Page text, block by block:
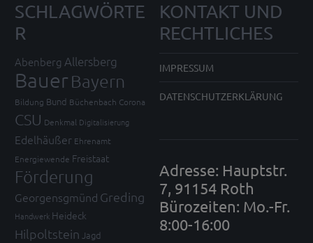
SCHLAGWÖRTE
R
Abenberg Allersberg
Bauer Bayern
Bildung Bund Büchenbach Corona
CSU Denkmal Digitalisierung
Edelhäußer Ehrenamt
Energiewende Freistaat
Förderung
Georgensgmünd Greding
Handwerk Heideck
Hilpoltstein Jagd
KONTAKT UND
RECHTLICHES
IMPRESSUM
DATENSCHUTZERKLÄRUNG
Adresse: Hauptstr.
7, 91154 Roth
Bürozeiten: Mo.-Fr.
8:00-16:00